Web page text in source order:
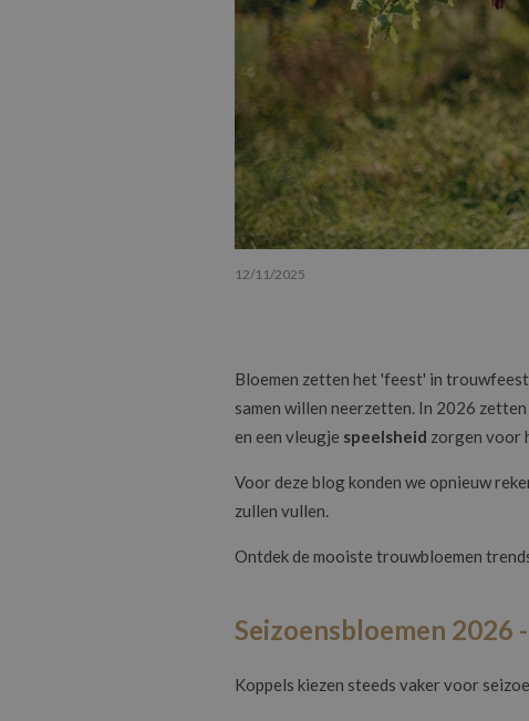
12/11/2025
Bloemen zetten het 'feest' in
samen willen neerzetten. In 2026
en een vleugje speelsheid zorgen voor
Voor deze blog konden we opnieuw
zullen vullen.
Ontdek de mooiste trouwbloemen
Seizoensbloemen 2026
Koppels kiezen steeds vaker voor